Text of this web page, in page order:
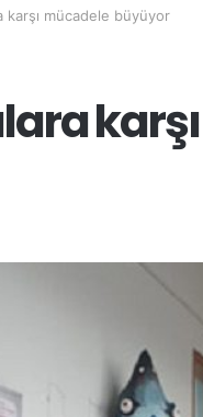
karşı mücadele büyüyor